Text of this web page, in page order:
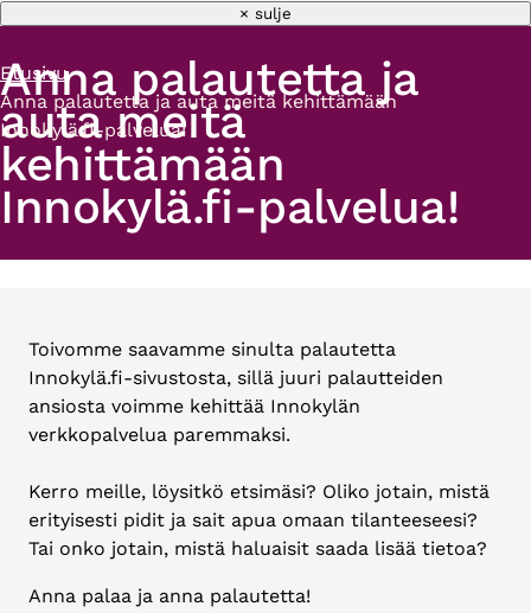
× sulje
Murupolku
Etusivu
Anna palautetta ja auta meitä kehittämään
Innokylä.fi-palvelua!
Anna palautetta ja
auta meitä
kehittämään
Innokylä.fi-palvelua!
Toivomme saavamme sinulta palautetta
Innokylä.fi-sivustosta, sillä juuri palautteiden
ansiosta voimme kehittää Innokylän
verkkopalvelua paremmaksi.
Kerro meille, löysitkö etsimäsi? Oliko jotain, mistä
erityisesti pidit ja sait apua omaan tilanteeseesi?
Tai onko jotain, mistä haluaisit saada lisää tietoa?
Anna palaa ja anna palautetta!